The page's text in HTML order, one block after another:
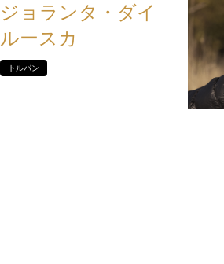
ジョランタ・ダイ
ルースカ
トルパン